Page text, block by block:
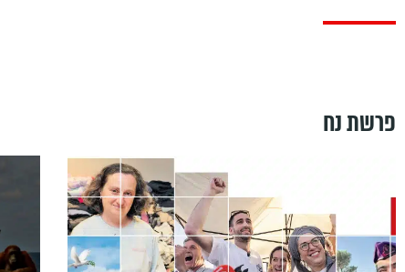
פרשת נח